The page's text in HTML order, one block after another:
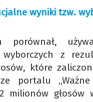
wyniki tzw.
porównał,
wyborczych z
które
portalu
milionów głosów